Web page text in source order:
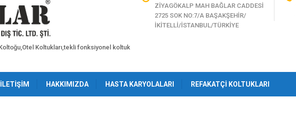
Koltukları,tekli fonksiyonel koltuk
ZİYAGÖKALP MAH BAĞLAR CADDESİ
2725 SOK NO:7/A BAŞAKŞEHİR/
İKİTELLİ/İSTANBUL/TÜRKİYE
İLETIŞIM HAKKIMIZDA HASTA KARYOLALARI REFAKATÇI KOLTUKLARI